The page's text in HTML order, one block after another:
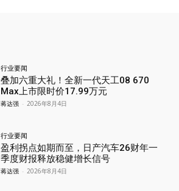
行业要闻
叠加六重大礼！全新一代天工08 670
Max上市限时价17.99万元
蒋达强 - 2026年8月4日
行业要闻
盈利拐点如期而至，日产汽车26财年一
季度财报释放稳健增长信号
蒋达强 - 2026年8月4日